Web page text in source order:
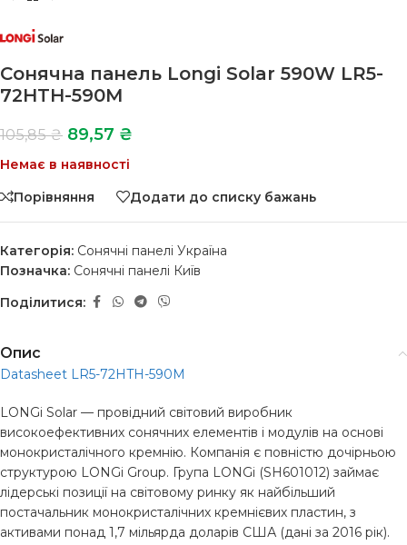
Сонячна панель Longi Solar 590W LR5-
72HTH-590M
105,85₴ 89,57 ₴
Немає в наявності
Порівняння
Додати до списку бажань
Категорія: Сонячні панелі Україна
Позначка: Сонячні панелі Київ
Поділитися:
Опис
Datasheet LR5-72HTH-590M
LONGi Solar — провідний світовий виробник
високоефективних сонячних елементів і модулів на основі
монокристалічного кремнію. Компанія є повністю дочірньою
структурою LONGi Group. Група LONGi (SH601012) займає
лідерські позиції на світовому ринку як найбільший
постачальник монокристалічних кремнієвих пластин, з
активами понад 1,7 мільярда доларів США (дані за 2016 рік).